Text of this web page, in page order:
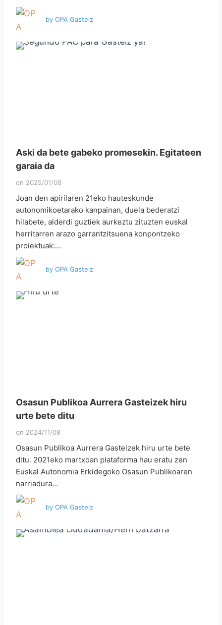
by OPA Gasteiz
Aski da bete gabeko promesekin. Egitateen
garaia da
on 2025/01/08
Joan den apirilaren 21eko hauteskunde
autonomikoetarako kanpainan, duela bederatzi
hilabete, alderdi guztiek aurkeztu zituzten euskal
herritarren arazo garrantzitsuena konpontzeko
proiektuak:…
by OPA Gasteiz
Osasun Publikoa Aurrera Gasteizek hiru
urte bete ditu
on 2024/11/08
Osasun Publikoa Aurrera Gasteizek hiru urte bete
ditu. 2021eko martxoan plataforma hau eratu zen
Euskal Autonomia Erkidegoko Osasun Publikoaren
narriadura…
by OPA Gasteiz